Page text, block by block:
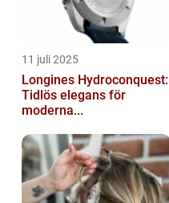
11 juli 2025
Longines Hydroconquest:
Tidlös elegans för
moderna...